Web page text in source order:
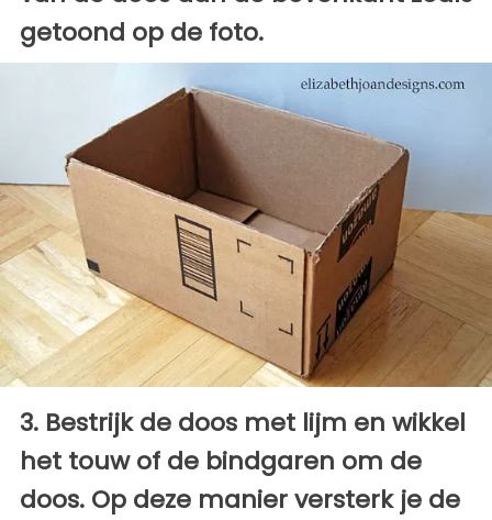
getoond op de foto.
3. Bestrijk de doos met lijm en wikkel
het touw of de bindgaren om de
doos. Op deze manier versterk je de